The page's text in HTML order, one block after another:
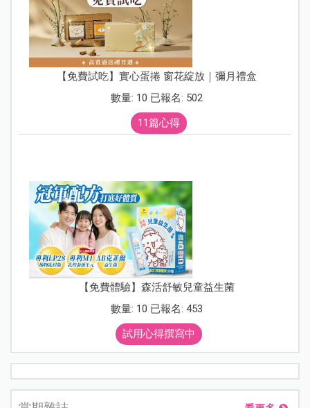
【免費試吃】實心蛋捲 窗花綻放｜彌月禮盒
數量: 10 已報名: 502
11篇心得
【免費體驗】森活舒敏兒童益生菌
數量: 10 已報名: 453
試用心得撰寫中